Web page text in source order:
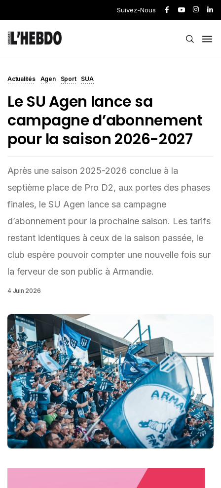
Suivez-Nous
Actualités Agen Sport SUA
Le SU Agen lance sa
campagne d’abonnement
pour la saison 2026-2027
Après une saison 2025-2026 conclue à la
septième place de Pro D2, aux portes des phases
finales, le SU Agen lance sa campagne
d’abonnement pour la prochaine saison. Les tarifs
restant identiques à ceux de la saison passée, le
club espère pouvoir compter une nouvelle fois sur
la ferveur de son public à Armandie.
4 Juin 2026